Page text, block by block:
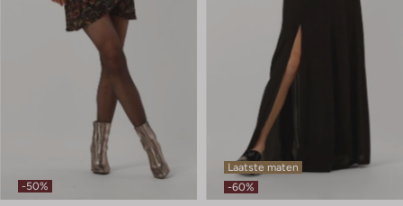
-50%
Laatste maten
-60%